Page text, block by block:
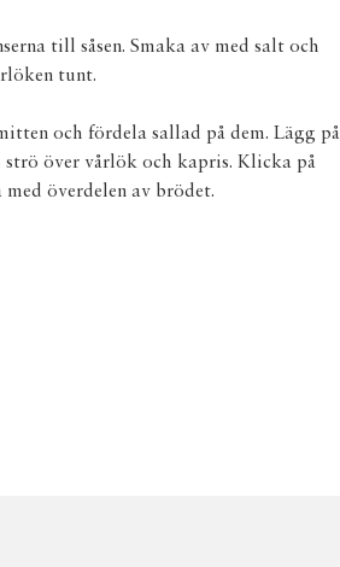
till såsen. Smaka av med salt och
tunt.
och fördela sallad på dem. Lägg på
strö över vårlök och kapris. Klicka på
överdelen av brödet.